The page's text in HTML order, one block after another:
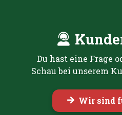
Du hast eine Frage
Schau bei unserem
Wir sind